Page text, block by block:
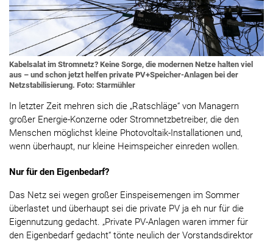
Kabelsalat im Stromnetz? Keine Sorge, die modernen Netze halten viel
aus – und schon jetzt helfen private PV+Speicher-Anlagen bei der
Netzstabilisierung. Foto: Starmühler
In letzter Zeit mehren sich die „Ratschläge“ von Managern
großer Energie-Konzerne oder Stromnetzbetreiber, die den
Menschen möglichst kleine Photovoltaik-Installationen und,
wenn überhaupt, nur kleine Heimspeicher einreden wollen.
Nur für den Eigenbedarf?
Das Netz sei wegen großer Einspeisemengen im Sommer
überlastet und überhaupt sei die private PV ja eh nur für die
Eigennutzung gedacht. „Private PV-Anlagen waren immer für
den Eigenbedarf gedacht“ tönte neulich der Vorstandsdirektor